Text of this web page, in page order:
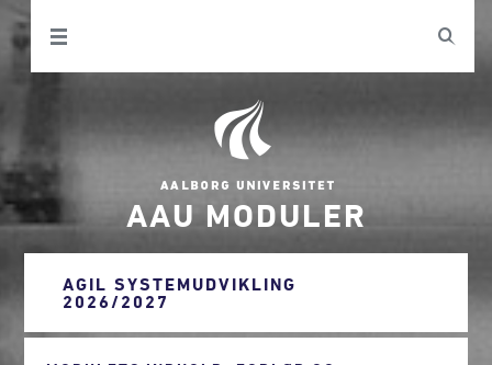
AAU MODULER
AGIL SYSTEMUDVIKLING
2026/2027